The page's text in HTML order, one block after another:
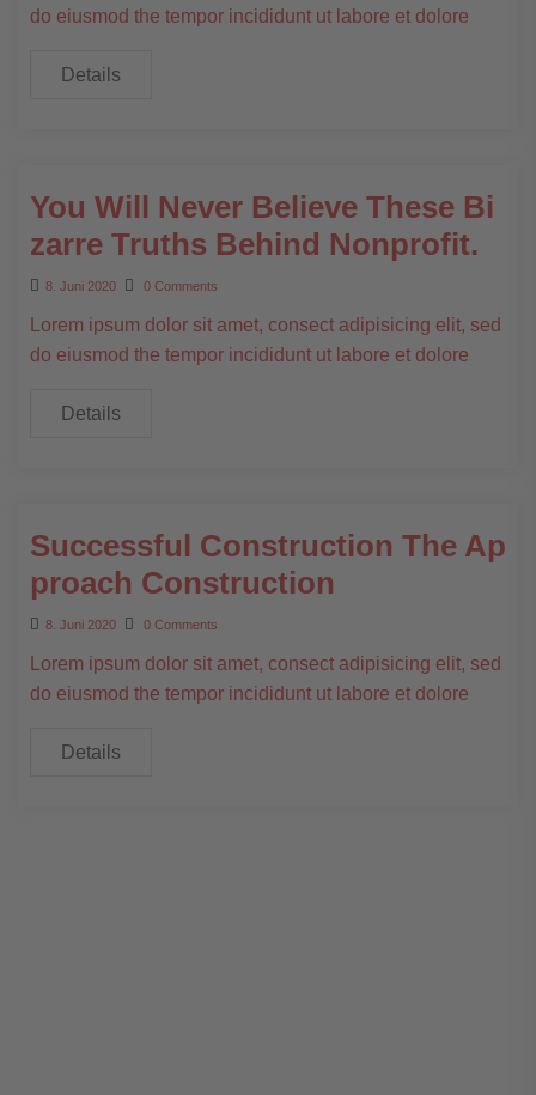
do eiusmod the tempor incididunt ut labore et dolore
Details
You Will Never Believe These Bi
zarre Truths Behind Nonprofit.
8. Juni 2020 0 Comments
Lorem ipsum dolor sit amet, consect adipisicing elit, sed
do eiusmod the tempor incididunt ut labore et dolore
Details
Successful Construction The Ap
proach Construction
8. Juni 2020 0 Comments
Lorem ipsum dolor sit amet, consect adipisicing elit, sed
do eiusmod the tempor incididunt ut labore et dolore
Details